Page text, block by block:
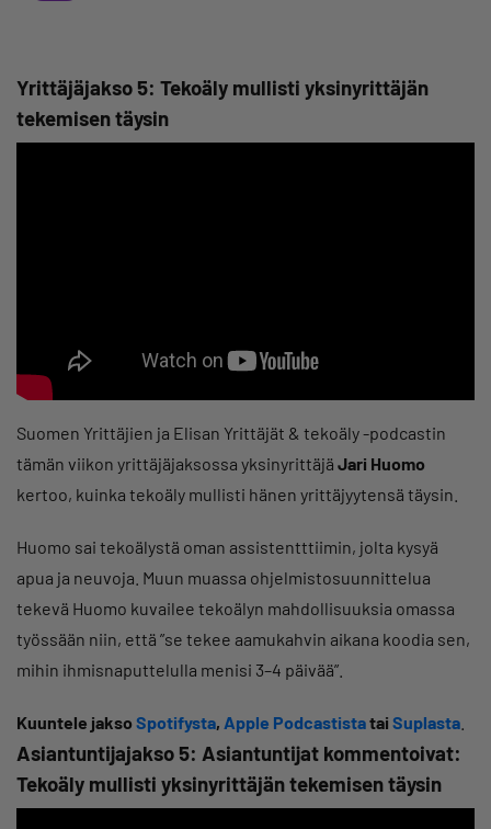
Yrittäjäjakso 5: Tekoäly mullisti yksinyrittäjän
tekemisen täysin
Suomen Yrittäjien ja Elisan Yrittäjät & tekoäly -podcastin
tämän viikon yrittäjäjaksossa yksinyrittäjä Jari Huomo
kertoo, kuinka tekoäly mullisti hänen yrittäjyytensä täysin.
Huomo sai tekoälystä oman assistentttiimin, jolta kysyä
apua ja neuvoja. Muun muassa ohjelmistosuunnittelua
tekevä Huomo kuvailee tekoälyn mahdollisuuksia omassa
työssään niin, että ”se tekee aamukahvin aikana koodia sen,
mihin ihmisnaputtelulla menisi 3–4 päivää”.
Kuuntele jakso Spotifysta, Apple Podcastistatai Suplasta
Asiantuntijajakso 5: Asiantuntijat kommentoivat:
Tekoäly mullisti yksinyrittäjän tekemisen täysin